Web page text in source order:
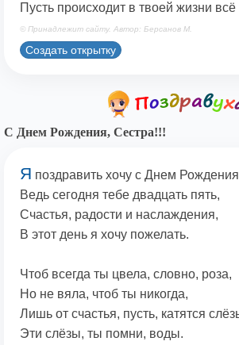
Пусть происходит в твоей жизни
© Принадлежит сайту. Автор: Берсанов М.
Создать открытку
С Днем Рождения, Сестра!!!
Я поздравить хочу с Днем
Ведь сегодня тебе двадцать пять,
Счастья, радости и наслаждения,
В этот день я хочу пожелать.
Чтоб всегда ты цвела, словно, роза,
Но не вяла, чтоб ты никогда,
Лишь от счастья, пусть, катятся
Эти слёзы, ты помни, воды.